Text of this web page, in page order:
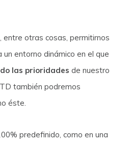
otras cosas, permitirnos
entorno dinámico en el que
las prioridades de nuestro
también podremos
éste.
predefinido, como en una